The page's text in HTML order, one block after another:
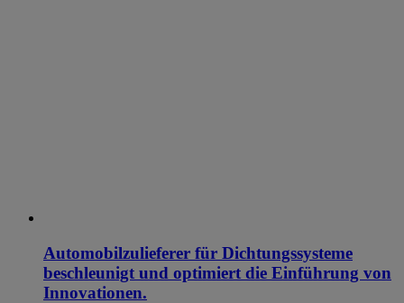
Automobilzulieferer für Dichtungssysteme
beschleunigt und optimiert die Einführung von
Innovationen.